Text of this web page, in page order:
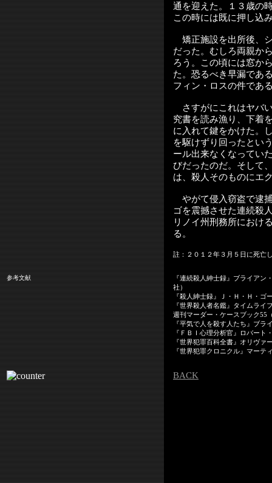
通を迎えた。１３歳の
この時には既に押し込
矯正施設を出所後、
だった。むしろ両親か
ろう。この頃には窓か
た。恐るべき早漏であ
フィン・ロスの件であ
さすがにこれはヤバ
究書を読み漁り、下着
に入れて鍵をかけた。
を駆けずり回ったとい
ール出来なくなってい
びだったのだ。そして
は、殺人そのものにエ
やがて侵入窃盗で逮
ゴを震撼させた連続殺
リノイ州刑務所におけ
る。
註：２０１２年３月５日に死亡
参考文献
『連続殺人紳士録』ブライア
社）
『殺人紳士録』Ｊ・Ｈ・Ｈ・ゴ
『世界殺人者名鑑』タイムライ
週刊マーダー・ケースブック55
『平気で人を殺す人たち』ブラ
『ＦＢＩ心理分析官』ロバート
『世界犯罪百科全書』オリヴァ
『世界犯罪クロニクル』マーテ
BACK